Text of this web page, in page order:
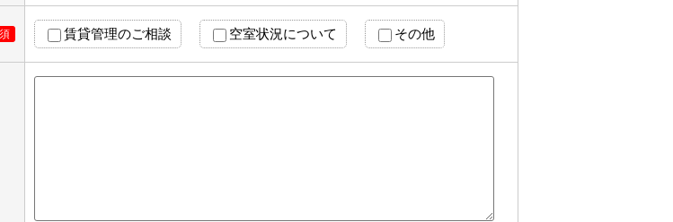
賃貸管理のご相談 空室状況について その他